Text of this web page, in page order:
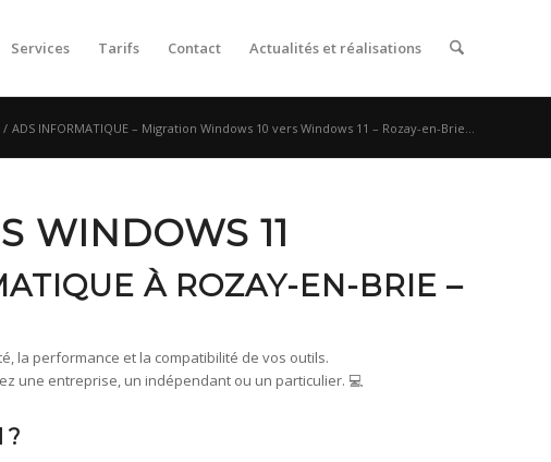
Services Tarifs Contact Actualités et réalisations
/ ADS INFORMATIQUE – Migration Windows 10 vers Windows 11 – Rozay-en-Brie...
WINDOWS 11
À ROZAY-EN-BRIE –
la performance et la compatibilité de vos outils.
une entreprise, un indépendant ou un particulier. 💻
?